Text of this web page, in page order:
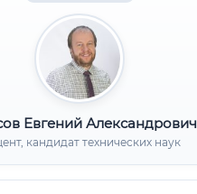
Евгений Александрович
кандидат технических наук